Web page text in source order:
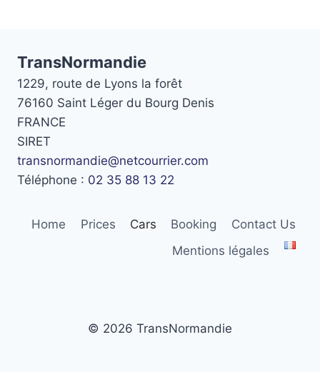
TransNormandie
1229, route de Lyons la forêt
76160 Saint Léger du Bourg Denis
FRANCE
SIRET
transnormandie@netcourrier.com
Téléphone : 02 35 88 13 22
Home Prices Cars Booking
Contact Us
Mentions légales
© 2026 TransNormandie